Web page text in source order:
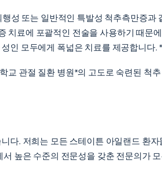
성 또는 일반적인 특발성 척추측만증과
치료에 포괄적인 전술을 사용하기 때문
인 모두에게 폭넓은 치료를 제공합니다. *
교 관절 질환 병원*의 고도로 숙련된 척
다. 저희는 모든 스테이튼 아일랜드 환
높은 수준의 전문성을 갖춘 전문의가